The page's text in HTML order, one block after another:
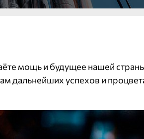
мощь и будущее нашей
дальнейших успехов и